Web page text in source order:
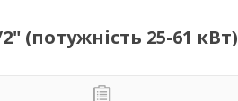
(потужність 25-61 кВт)